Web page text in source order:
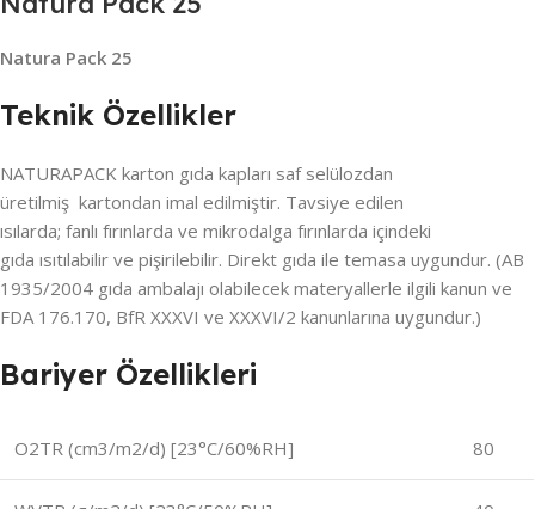
Natura Pack 25
Teknik Özellikler
NATURAPACK karton gıda kapları saf selülozdan
üretilmiş kartondan imal edilmiştir. Tavsiye edilen
ısılarda; fanlı fırınlarda ve mikrodalga fırınlarda içindeki
gıda ısıtılabilir ve pişirilebilir. Direkt gıda ile temasa uygundur. (AB
1935/2004 gıda ambalajı olabilecek materyallerle ilgili kanun ve
FDA 176.170, BfR XXXVI ve XXXVI/2 kanunlarına uygundur.)
Bariyer Özellikleri
O2TR (cm3/m2/d) [23°C/60%RH] 80